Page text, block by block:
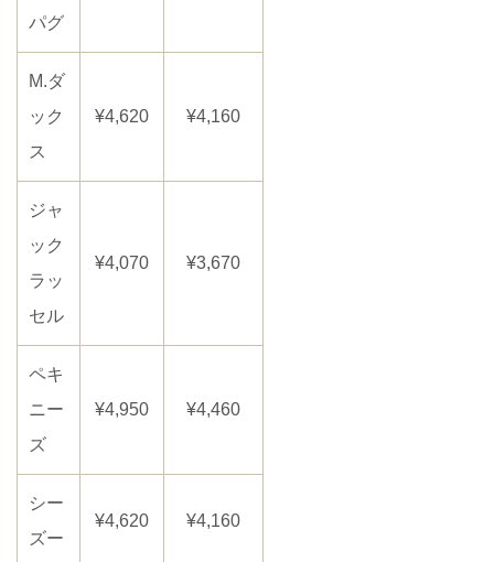
パグ
M.ダ
ック
ス
¥4,620 ¥4,160
ジャ
ック
ラッ
セル
¥4,070 ¥3,670
ペキ
ニー
ズ
¥4,950 ¥4,460
シー
ズー
¥4,620 ¥4,160